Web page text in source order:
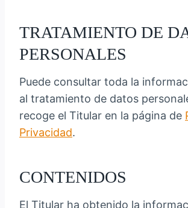
TRATAMIENTO DE
PERSONALES
Puede consultar toda la
al tratamiento de datos
recoge el Titular en la página de
Privacidad.
CONTENIDOS
El Titular ha obtenido la